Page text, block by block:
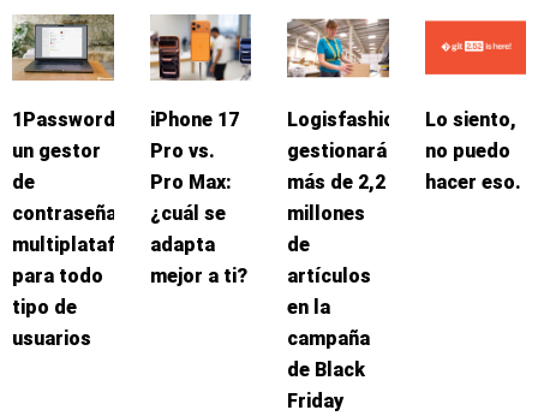
1Password:
un gestor
de
contraseñas
multiplataforma
para todo
tipo de
usuarios
iPhone 17
Pro vs.
Pro Max:
¿cuál se
adapta
mejor a ti?
Logisfashion
gestionará
más de 2,2
millones
de
artículos
en la
campaña
de Black
Friday
Lo siento,
no puedo
hacer eso.